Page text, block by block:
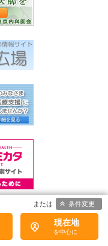
のご注意》
株式会社および株式会
現在地
条件変更